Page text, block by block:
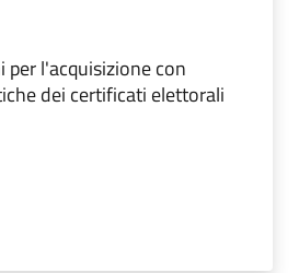
per l'acquisizione con
dei certificati elettorali